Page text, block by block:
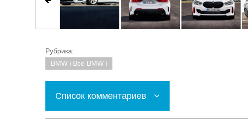
Рубрика:
BMW i Все BMW i
Список комментариев